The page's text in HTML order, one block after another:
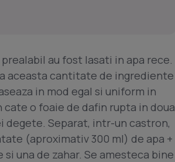
au fost lasati in apa rece.
aceasta cantitate de ingrediente
in mod egal si uniform in
cate o foaie de dafin rupta in doua
degete. Separat, intr-un castron,
(aproximativ 300 ml) de apa +
una de zahar. Se amesteca bine